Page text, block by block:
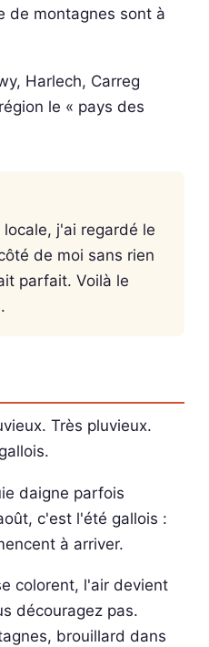
de montagnes sont à
Harlech, Carreg
le « pays des
j'ai regardé le
de moi sans rien
parfait. Voilà le
Très pluvieux.
daigne parfois
c'est l'été gallois :
à arriver.
colorent, l'air devient
découragez pas.
brouillard dans